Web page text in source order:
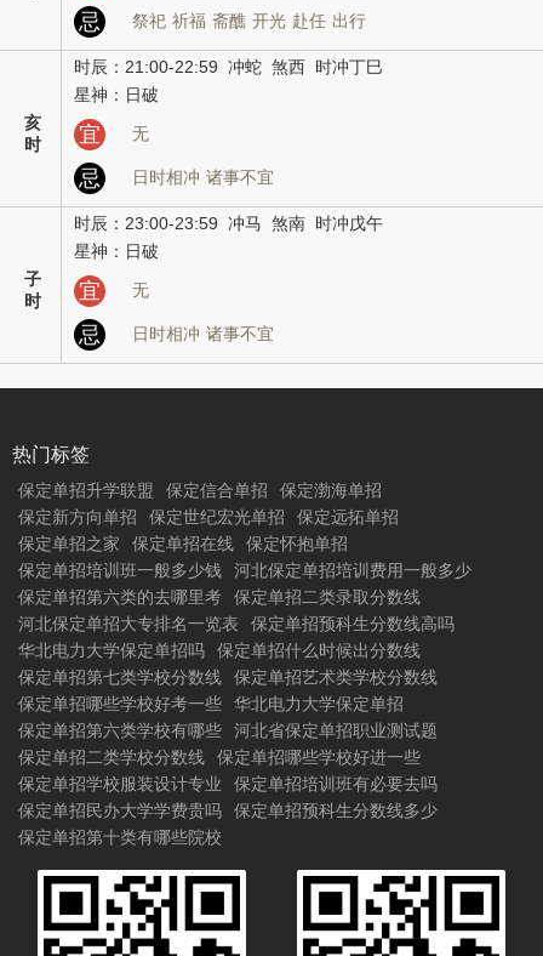
忌 祭祀 祈福 斋醮 开光 赴任 出行
亥
时
时辰：21:00-22:59 冲蛇 煞西 时冲丁巳
星神：日破
宜 无
忌 日时相冲 诸事不宜
子
时
时辰：23:00-23:59 冲马 煞南 时冲戊午
星神：日破
宜 无
忌 日时相冲 诸事不宜
热门标签
保定单招升学联盟 保定信合单招
保定渤海单招
保定新方向单招
保定世纪宏光单招
保定远拓单招
保定单招之家
保定单招在线
保定怀抱单招
保定单招培训班一般多少钱
河北保定单招培训费用一般多少
保定单招第六类的去哪里考
保定单招二类录取分数线
河北保定单招大专排名一览表
保定单招预科生分数线高吗
华北电力大学保定单招吗
保定单招什么时候出分数线
保定单招第七类学校分数线
保定单招艺术类学校分数线
保定单招哪些学校好考一些
华北电力大学保定单招
保定单招第六类学校有哪些
河北省保定单招职业测试题
保定单招二类学校分数线
保定单招哪些学校好进一些
保定单招学校服装设计专业
保定单招培训班有必要去吗
保定单招民办大学学费贵吗
保定单招预科生分数线多少
保定单招第十类有哪些院校